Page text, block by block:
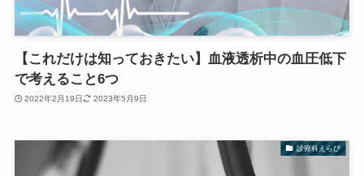
【これだけは知っておきたい】血液透析中の血圧低下
で考えること6つ
2022年2月19日 2023年5月9日
診療科えらび